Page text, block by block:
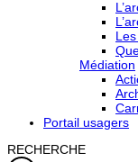
Médiation
Portail usagers
RECHERCHE